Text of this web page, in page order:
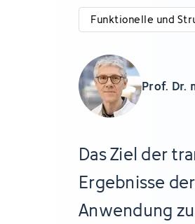
Funktionelle und
Prof. Dr.
Das Ziel der
Ergebnisse
Anwendung